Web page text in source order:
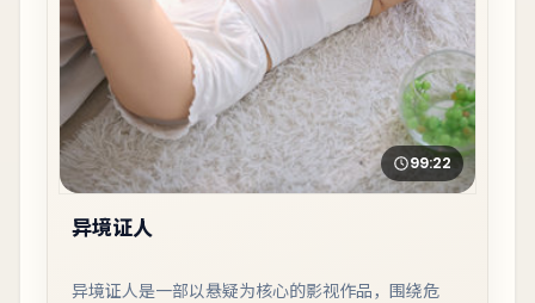
99:22
异境证人
异境证人是一部以悬疑为核心的影视作品，围绕危